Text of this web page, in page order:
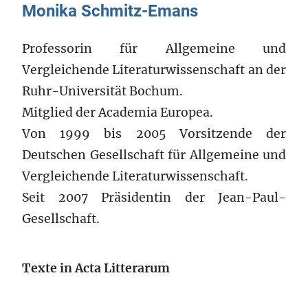
Monika Schmitz-Emans
Professorin für Allgemeine und
Vergleichende Literaturwissenschaft an der
Ruhr-Universität Bochum.
Mitglied der Academia Europea.
Von 1999 bis 2005 Vorsitzende der
Deutschen Gesellschaft für Allgemeine und
Vergleichende Literaturwissenschaft.
Seit 2007 Präsidentin der Jean-Paul-
Gesellschaft.
Texte in Acta Litterarum